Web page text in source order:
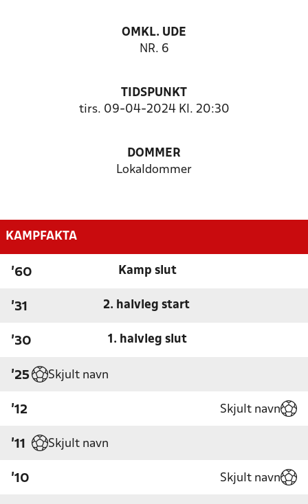
OMKL. UDE
NR. 6
TIDSPUNKT
tirs. 09-04-2024 Kl. 20:30
DOMMER
Lokaldommer
KAMPFAKTA
'60 Kamp slut
'31 2. halvleg start
'30 1. halvleg slut
'25 Skjult navn
'12 Skjult navn
'11 Skjult navn
'10 Skjult navn